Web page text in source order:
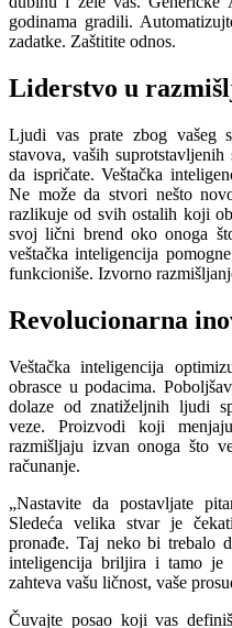
godinama gradili.
zadatke. Zaštitite odnos.
Liderstvo u
Ljudi vas prate zbog vašeg
stavova, vaših
da ispričate. Veštačka
Ne može da stvori nešto
razlikuje od svih ostalih koji
svoj lični brend oko onoga
veštačka inteligencija
funkcioniše. Izvorno
Revolucionarna
Veštačka inteligencija
obrasce u podacima.
dolaze od znatiželjnih ljudi
veze. Proizvodi koji
razmišljaju izvan onoga što
računanje.
„Nastavite da postavljate
Sledeća velika stvar je
pronađe. Taj neko bi trebalo
inteligencija briljira i tamo je
zahteva vašu ličnost, vaše
Čuvajte posao koji vas